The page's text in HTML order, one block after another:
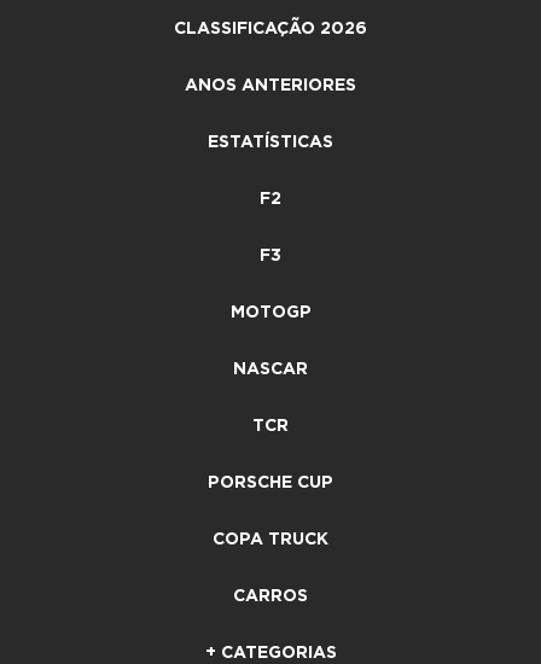
CLASSIFICAÇÃO 2026
ANOS ANTERIORES
ESTATÍSTICAS
F2
F3
MOTOGP
NASCAR
TCR
PORSCHE CUP
COPA TRUCK
CARROS
+ CATEGORIAS